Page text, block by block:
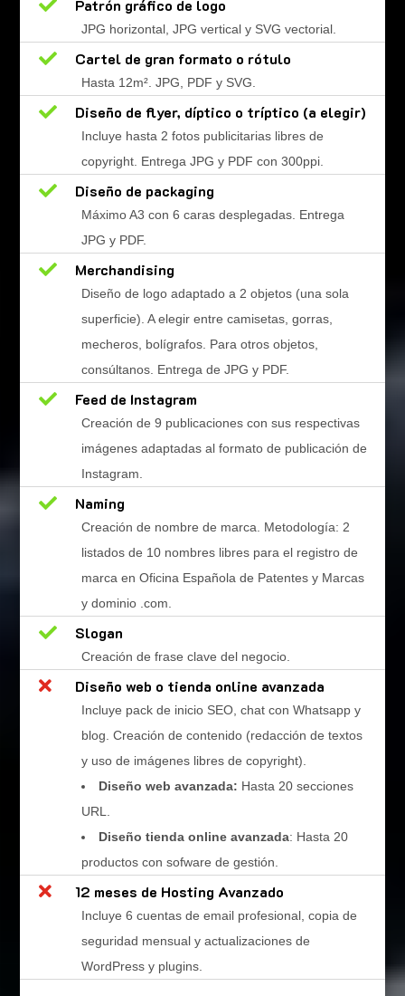
 Patrón gráfico de logo
JPG horizontal, JPG vertical y SVG vectorial.
 Cartel de gran formato o rótulo
Hasta 12m². JPG, PDF y SVG.
 Diseño de flyer, díptico o tríptico (a elegir)
Incluye hasta 2 fotos publicitarias libres de
copyright. Entrega JPG y PDF con 300ppi.
 Diseño de packaging
Máximo A3 con 6 caras desplegadas. Entrega
JPG y PDF.
 Merchandising
Diseño de logo adaptado a 2 objetos (una sola
superficie). A elegir entre camisetas, gorras,
mecheros, bolígrafos. Para otros objetos,
consúltanos. Entrega de JPG y PDF.
 Feed de Instagram
Creación de 9 publicaciones con sus respectivas
imágenes adaptadas al formato de publicación de
Instagram.
 Naming
Creación de nombre de marca. Metodología: 2
listados de 10 nombres libres para el registro de
marca en Oficina Española de Patentes y Marcas
y dominio .com.
 Slogan
Creación de frase clave del negocio.
 Diseño web o tienda online avanzada
Incluye pack de inicio SEO, chat con Whatsapp y
blog. Creación de contenido (redacción de textos
y uso de imágenes libres de copyright).
Diseño web avanzada: Hasta 20 secciones
URL.
Diseño tienda online avanzada: Hasta 20
productos con sofware de gestión.
 12 meses de Hosting Avanzado
Incluye 6 cuentas de email profesional, copia de
seguridad mensual y actualizaciones de
WordPress y plugins.